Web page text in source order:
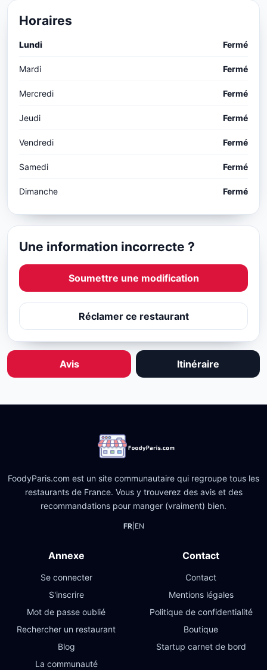
Horaires
Lundi Fermé
Mardi Fermé
Mercredi Fermé
Jeudi Fermé
Vendredi Fermé
Samedi Fermé
Dimanche Fermé
Une information incorrecte ?
Soumettre une modification
Réclamer ce restaurant
Avis Itinéraire
FoodyParis.com est un site communautaire qui regroupe tous les
restaurants de France. Vous y trouverez des avis et des
recommandations pour manger (vraiment) bien.
FR| EN
Annexe
Se connecter
S'inscrire
Mot de passe oublié
Rechercher un restaurant
Blog
La communauté
Contact
Contact
Mentions légales
Politique de confidentialité
Boutique
Startup carnet de bord